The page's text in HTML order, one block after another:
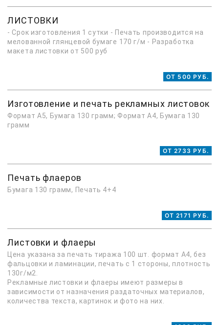
ЛИСТОВКИ
- Срок изготовления 1 сутки - Печать производится на
мелованной глянцевой бумаге 170 г/м - Разработка
макета листовки от 500 руб
ОТ 500 РУБ.
Изготовление и печать рекламных листовок
Формат А5, Бумага 130 грамм; Формат А4, Бумага 130
грамм
ОТ 2733 РУБ.
Печать флаеров
Бумага 130 грамм, Печать 4+4
ОТ 2171 РУБ.
Листовки и флаеры
Цена указана за печать тиража 100 шт. формат А4, без
фальцовки и ламинации, печать с 1 стороны, плотность
130г/м2.
Рекламные листовки и флаеры имеют размеры в
зависимости от назначения раздаточных материалов,
количества текста, картинок и фото на них.